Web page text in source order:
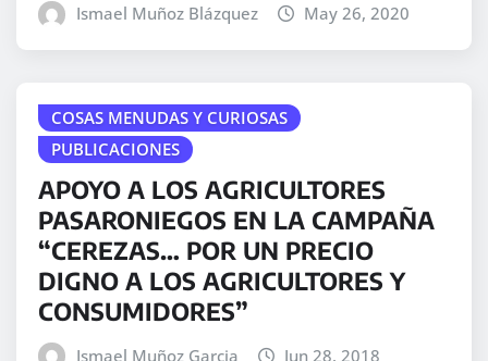
Ismael Muñoz Blázquez May 26, 2020
COSAS MENUDAS Y CURIOSAS
PUBLICACIONES
APOYO A LOS AGRICULTORES
PASARONIEGOS EN LA CAMPAÑA
“CEREZAS… POR UN PRECIO
DIGNO A LOS AGRICULTORES Y
CONSUMIDORES”
Ismael Muñoz Garcia Jun 28, 2018